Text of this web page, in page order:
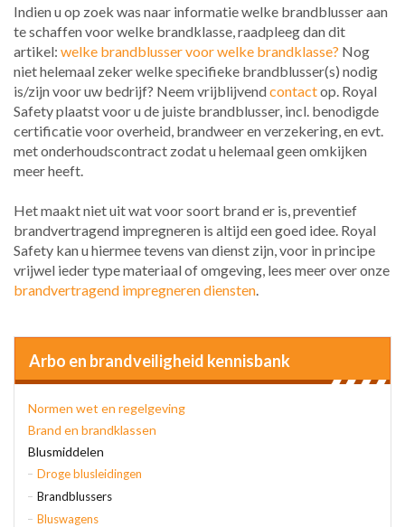
Indien u op zoek was naar informatie welke brandblusser aan
te schaffen voor welke brandklasse, raadpleeg dan dit
artikel: welke brandblusser voor welke brandklasse? Nog
niet helemaal zeker welke specifieke brandblusser(s) nodig
is/zijn voor uw bedrijf? Neem vrijblijvendcontactop. Royal
Safety plaatst voor u de juiste brandblusser, incl. benodigde
certificatie voor overheid, brandweer en verzekering, en evt.
met onderhoudscontract zodat u helemaal geen omkijken
meer heeft.
Het maakt niet uit wat voor soort brand er is, preventief
brandvertragend impregneren is altijd een goed idee. Royal
Safety kan u hiermee tevens van dienst zijn, voor in principe
vrijwel ieder type materiaal of omgeving, lees meer over onze
brandvertragend impregneren diensten
Arbo en brandveiligheid kennisbank
Normen wet en regelgeving
Brand en brandklassen
Blusmiddelen
Droge blusleidingen
Brandblussers
Bluswagens